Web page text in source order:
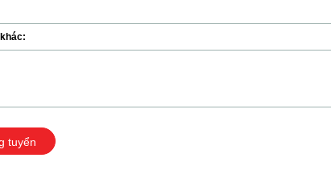
tuyển